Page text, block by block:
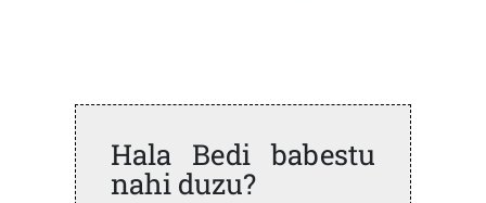
Hala Bedi babestu
nahi duzu?